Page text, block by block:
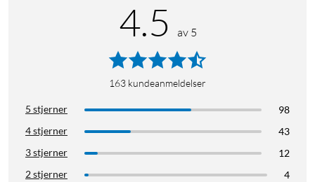
4.5 av 5
163 kundeanmeldelser
5 stjerner
98
4 stjerner
43
3 stjerner
12
2 stjerner
4